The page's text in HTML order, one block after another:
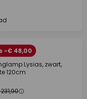
-€ 48,00
Lysias, zwart,
120cm